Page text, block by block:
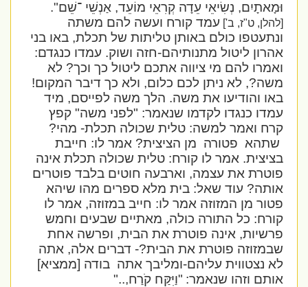
וּמָאתָיִם, נְשִׂיאֵי עֵדָה קְרִאֵי מוֹעֵד, אַנְשֵׁי ־שֵׁם".
[להלן, ט"ז, ב']עמד קורח ועשה להם משתה
ונתעטפו כולם באותן טליתות של תכלת, באו בני
אהרון ליטול מתנותיהם-חזה ושוק. עמדו כנגדם:
ואמרו להם מי ציווה אתכם ליטול כך וכך? לא
משה?, לא ניתן לכם כלום, ולא כך דיבר המקום!
באו והודיעו את משה. הלך משה לפייסם, מיד
עמדו כנגדו לקדמו שנאמר: "לפני משה" קפץ
קרח ואמר למשה: טלית שכולה תכלת- מהי?
שתהא פטורה מן הציצית? אמר לו: חייבת
בציצית. אמר לו קורח: טלית שכולה תכלת אינה
פוטרת את עצמה, וארבעה חוטים בלבד פוטרים
אותה? עוד שאל: בית מלא ספרים מהו שיהא
פטור מן המזוזה אמר לו: חייב במזוזה, אמר לו
קורח: כל התורה כולה, מאתיים שבעים וחמש
פרשיות, אינה פוטרת את הבית, ופרשה אחת
שבמזוזה פוטרת את הבית?- דברים אלה, אתה
לא נצטווית עליהם-ומליבך אתה בודה [ממציא]
אותם וזהו שנאמר:"וַיִּקַּח קֹרַח,.."